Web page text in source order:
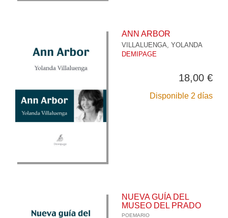
ANN ARBOR
VILLALUENGA, YOLANDA
DEMIPAGE
18,00 €
Disponible 2 días
NUEVA GUÍA DEL
MUSEO DEL PRADO
POEMARIO